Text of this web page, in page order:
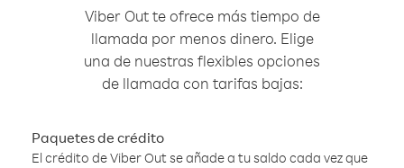
Viber Out te ofrece más tiempo de
llamada por menos dinero. Elige
una de nuestras flexibles opciones
de llamada con tarifas bajas:
Paquetes de crédito
El crédito de Viber Out se añade a tu saldo cada vez que